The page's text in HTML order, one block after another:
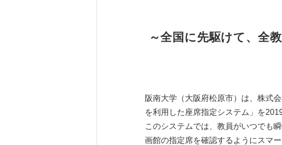
～全国に先駆けて、全
阪南大学（大阪府松原市）は、株式
を利用した座席指定システム」を
このシステムでは、教員がいつでも
画館の指定席を確認するようにスマ